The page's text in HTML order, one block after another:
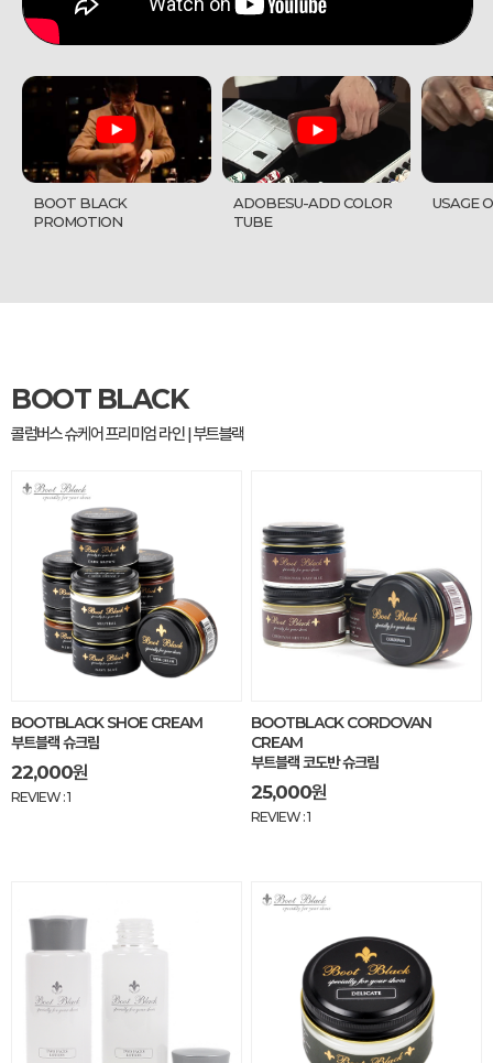
BOOT BLACK
PROMOTION
ADOBESU-ADD COLOR
TUBE
USAGE
BOOT BLACK
콜럼버스 슈케어 프리미엄 라인 | 부트블랙
BOOTBLACK SHOE CREAM
부트블랙 슈크림
22,000원
REVIEW : 1
BOOTBLACK CORDOVAN
CREAM
부트블랙 코도반 슈크림
25,000원
REVIEW : 1